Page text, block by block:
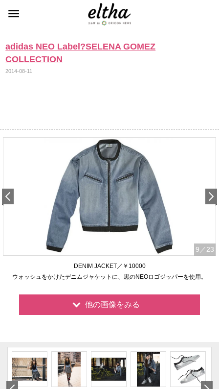
adidas NEO Label?SELENA GOMEZ
COLLECTION
2014-08-11
9 ／23
DENIM JACKET／￥10000
ウォッシュをかけたデニムジャケットに、黒のNEOロゴジッパーを使用。
他の画像をみる